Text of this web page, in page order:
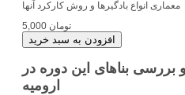
5,000 تومان
بررسی بناهای این دوره در
ارومیه